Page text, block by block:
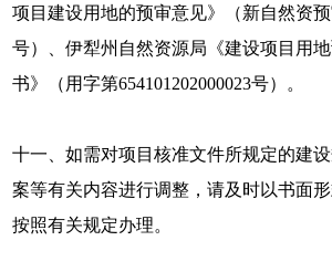
项目建设用地的预审意见》（新自然资
号）、伊犁州自然资源局《建设项目用
书》（用字第654101202000023号）。
十一、如需对项目核准文件所规定的建
案等有关内容进行调整，请及时以书面
按照有关规定办理。